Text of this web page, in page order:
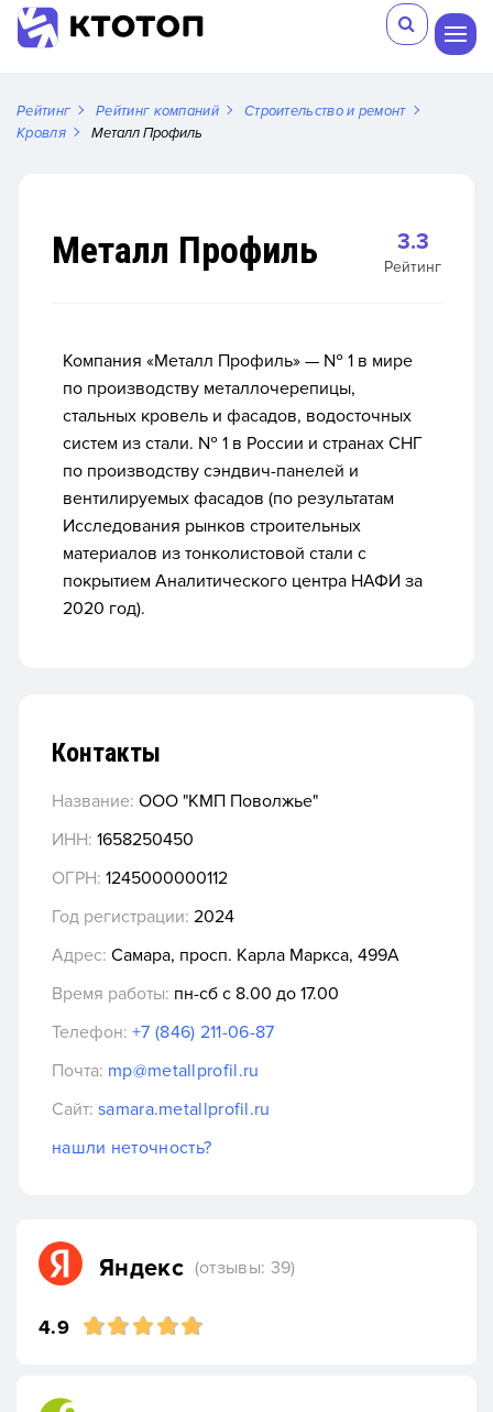
Рейтинг Рейтинг компаний
Строительство и ремонт
Кровля
Металл Профиль
Металл Профиль 3.3
Рейтинг
Компания «Металл Профиль» — № 1 в мире
по производству металлочерепицы,
стальных кровель и фасадов, водосточных
систем из стали. № 1 в России и странах СНГ
по производству сэндвич-панелей и
вентилируемых фасадов (по результатам
Исследования рынков строительных
материалов из тонколистовой стали с
покрытием Аналитического центра НАФИ за
2020 год).
Контакты
Название: ООО "КМП Поволжье"
ИНН: 1658250450
ОГРН: 1245000000112
Год регистрации: 2024
Адрес: Самара, просп. Карла Маркса, 499А
Время работы: пн-сб с 8.00 до 17.00
Телефон: +7 (846) 211-06-87
Почта: mp@metallprofil.ru
Сайт: samara.metallprofil.ru
нашли неточность?
Яндекс (отзывы: 39)
4.9